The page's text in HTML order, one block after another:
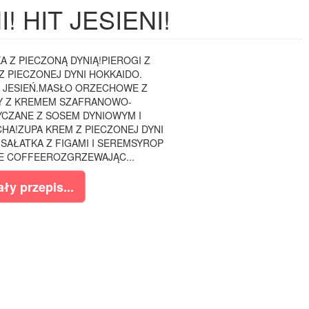
HIT JESIENI!
Z PIECZONĄ DYNIĄ!PIEROGI Z
PIECZONEJ DYNI HOKKAIDO.
ORZECHOWE Z
Z KREMEM SZAFRANOWO-
Z SOSEM DYNIOWYM I
KREM Z PIECZONEJ DYNI
Z FIGAMI I SEREMSYROP
COFFEEROZGRZEWAJĄC...
przepis...